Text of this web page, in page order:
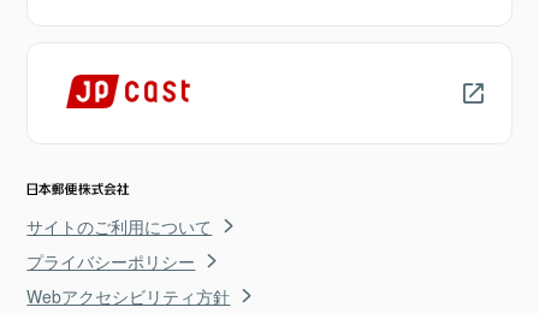
サイトのご利用について
プライバシーポリシー
Webアクセシビリティ方針